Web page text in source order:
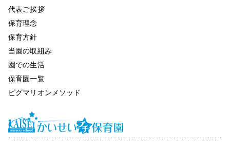
代表ご挨拶
保育理念
保育方針
当園の取組み
園での生活
保育園一覧
ピグマリオンメソッド